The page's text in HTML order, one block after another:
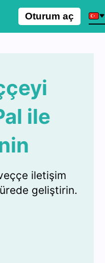
Oturum aç
ile
iletişim
geliştirin.